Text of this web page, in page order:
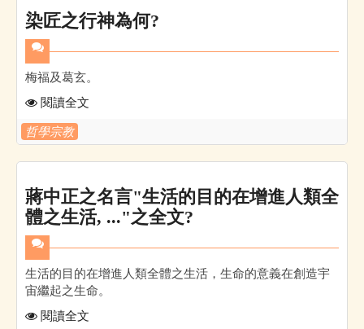
染匠之行神為何?
梅福及葛玄。
閱讀全文
哲學宗教
蔣中正之名言"生活的目的在增進人類全
體之生活, ..."之全文?
生活的目的在增進人類全體之生活，生命的意義在創造宇
宙繼起之生命。
閱讀全文